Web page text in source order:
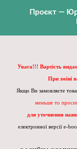
Проєкт —
Увага!!! Вартість
При зміні
Якщо Ви замовляєте
меньше то
для уточнення
електронної версії e-